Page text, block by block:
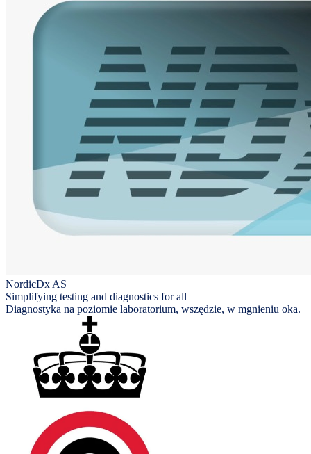
NordicDx AS
Simplifying testing and diagnostics for all
Diagnostyka na poziomie laboratorium, wszędzie, w mgnieniu oka.